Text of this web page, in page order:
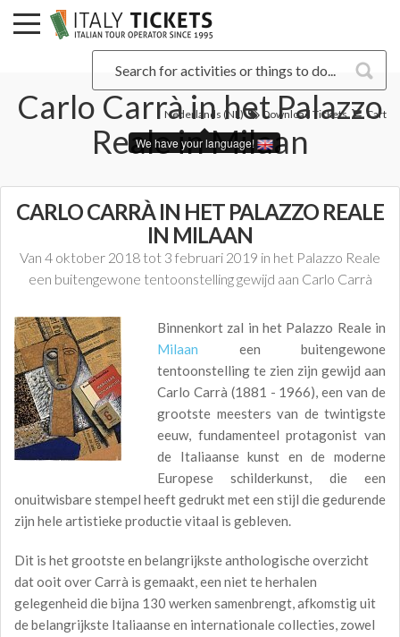
Nederlands (NL)
We have your language!
Download Tickets Cart
Carlo Carrà in het Palazzo
Reale in Milaan
CARLO CARRÀ IN HET PALAZZO REALE
IN MILAAN
Van 4 oktober 2018 tot 3 februari 2019 in het Palazzo Reale
een buitengewone tentoonstelling gewijd aan Carlo Carrà
Binnenkort zal in het Palazzo Reale in
Milaan een buitengewone
tentoonstelling te zien zijn gewijd aan
Carlo Carrà (1881 - 1966), een van de
grootste meesters van de twintigste
eeuw, fundamenteel protagonist van
de Italiaanse kunst en de moderne
Europese schilderkunst, die een
onuitwisbare stempel heeft gedrukt met een stijl die gedurende
zijn hele artistieke productie vitaal is gebleven.
Dit is het grootste en belangrijkste anthologische overzicht
dat ooit over Carrà is gemaakt, een niet te herhalen
gelegenheid die bijna 130 werken samenbrengt, afkomstig uit
de belangrijkste Italiaanse en internationale collecties, zowel